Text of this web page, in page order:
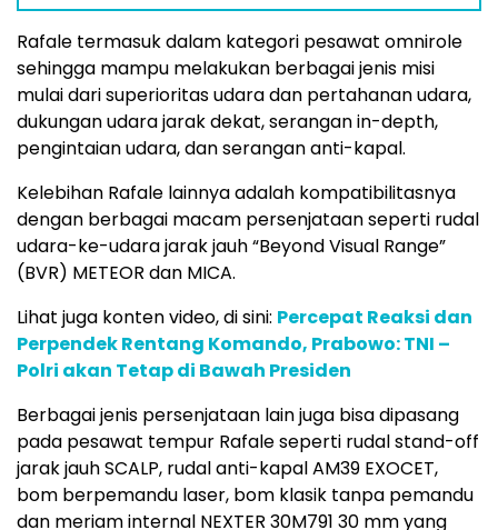
Rafale termasuk dalam kategori pesawat omnirole
sehingga mampu melakukan berbagai jenis misi
mulai dari superioritas udara dan pertahanan udara,
dukungan udara jarak dekat, serangan in-depth,
pengintaian udara, dan serangan anti-kapal.
Kelebihan Rafale lainnya adalah kompatibilitasnya
dengan berbagai macam persenjataan seperti rudal
udara-ke-udara jarak jauh “Beyond Visual Range”
(BVR) METEOR dan MICA.
Lihat juga konten video, di sini: Percepat Reaksi dan
Perpendek Rentang Komando, Prabowo: TNI –
Polri akan Tetap di Bawah Presiden
Berbagai jenis persenjataan lain juga bisa dipasang
pada pesawat tempur Rafale seperti rudal stand-off
jarak jauh SCALP, rudal anti-kapal AM39 EXOCET,
bom berpemandu laser, bom klasik tanpa pemandu
dan meriam internal NEXTER 30M791 30 mm yang